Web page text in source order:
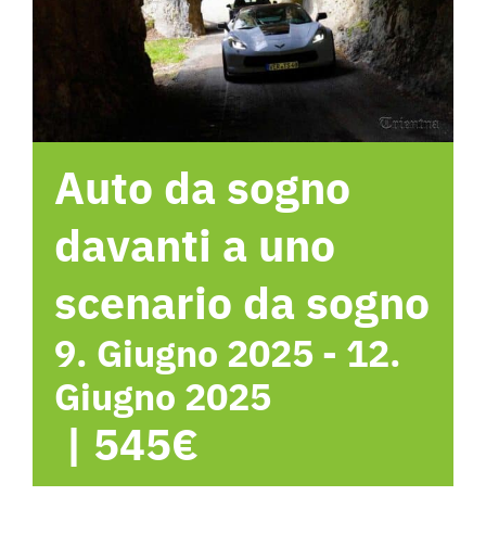
Contattami
Auto da sogno
davanti a uno
scenario da sogno
9. Giugno 2025 - 12.
Giugno 2025
| 545€